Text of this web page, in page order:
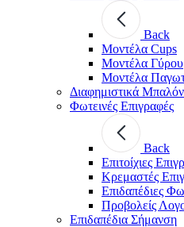
Back
Μοντέλα Cups
Μοντέλα Γύρου
Μοντέλα
Διαφημιστικά
Φωτεινές Επιγραφές
Back
Επιτοίχιες
Κρεμαστές
Επιδαπέδιες
Προβολείς
Επιδαπέδια Σήμανση